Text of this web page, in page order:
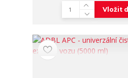
Vložit